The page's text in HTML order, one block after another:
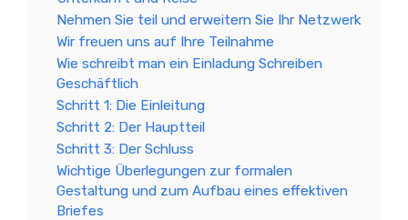
Nehmen Sie teil und erweitern Sie Ihr Netzwerk
Wir freuen uns auf Ihre Teilnahme
Wie schreibt man ein Einladung Schreiben
Geschäftlich
Schritt 1: Die Einleitung
Schritt 2: Der Hauptteil
Schritt 3: Der Schluss
Wichtige Überlegungen zur formalen
Gestaltung und zum Aufbau eines effektiven
Briefes